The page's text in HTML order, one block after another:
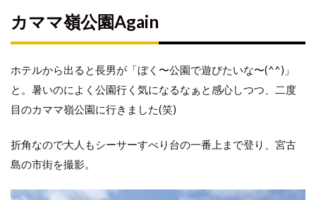
カママ嶺公園Again
ホテルから出ると長男が「ぼく〜公園で遊びたいな〜(^^)」
と。暑いのによく公園行く気になるなぁと感心しつつ、二度
目のカママ嶺公園に行きました(笑)
折角なので大人もシーサーすべり台の一番上まで登り、宮古
島の市街を撮影。